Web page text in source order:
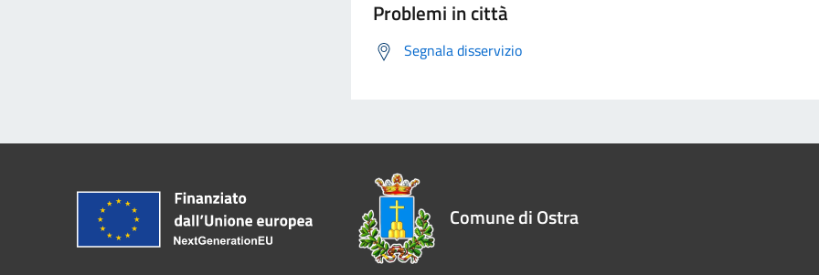
Problemi in città
Segnala disservizio
Comune di Ostra